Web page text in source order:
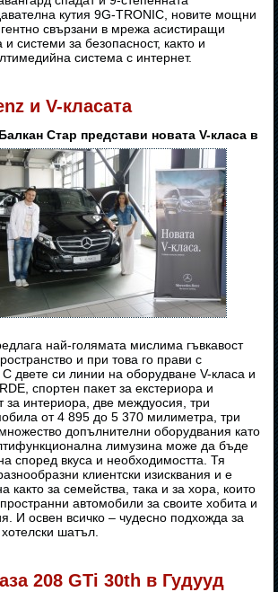
кутия 9G-TRONIC, новите мощни
свързани в мрежа асистиращи
системи за безопасност, както и
система с интернет.
и V-класата
Стар представи новата V-класа в
най-голямата мислима гъвкавост
и при това го прави с
двете си линии на оборудване V-класа и
спортен пакет за екстериора и
за интериора, две междуосия, три
от 4 895 до 5 370 милиметра, три
допълнителни оборудвания като
лимузина може да бъде
според вкуса и необходимостта. Тя
клиентски изисквания и е
както за семейства, така и за хора, които
автомобили за своите хобита и
И освен всичко – чудесно подхожда за
шатъл.
208 GTi 30th в Гудууд